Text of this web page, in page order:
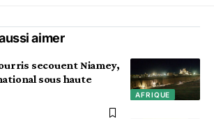
aimer
AFRIQUE
secouent Niamey,
sous haute